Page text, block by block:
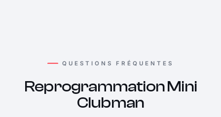
QUESTIONS FRÉQUENTES
Reprogrammation Mini
Clubman